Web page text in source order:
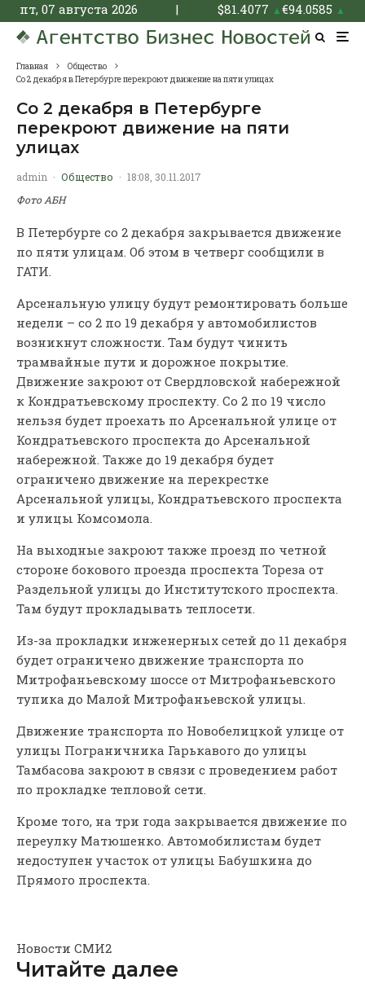
пт, 07 августа 2026 | $81.4077 ▲€94.0585 ▲
Главная
Общество
Со 2 декабря в Петербурге перекроют движение на пяти улицах
Со 2 декабря в Петербурге
перекроют движение на пяти
улицах
admin · Общество · 18:08, 30.11.2017
Фото АБН
В Петербурге со 2 декабря закрывается движение
по пяти улицам. Об этом в четверг сообщили в
ГАТИ.
Арсенальную улицу будут ремонтировать больше
недели – со 2 по 19 декабря у автомобилистов
возникнут сложности. Там будут чинить
трамвайные пути и дорожное покрытие.
Движение закроют от Свердловской набережной
к Кондратьевскому проспекту. Со 2 по 19 число
нельзя будет проехать по Арсенальной улице от
Кондратьевского проспекта до Арсенальной
набережной. Также до 19 декабря будет
ограничено движение на перекрестке
Арсенальной улицы, Кондратьевского проспекта
и улицы Комсомола.
На выходные закроют также проезд по четной
стороне бокового проезда проспекта Тореза от
Раздельной улицы до Институтского проспекта.
Там будут прокладывать теплосети.
Из-за прокладки инженерных сетей до 11 декабря
будет ограничено движение транспорта по
Митрофаньевскому шоссе от Митрофаньевского
тупика до Малой Митрофаньевской улицы.
Движение транспорта по Новобелицкой улице от
улицы Пограничника Гарькавого до улицы
Тамбасова закроют в связи с проведением работ
по прокладке тепловой сети.
Кроме того, на три года закрывается движение по
переулку Матюшенко. Автомобилистам будет
недоступен участок от улицы Бабушкина до
Прямого проспекта.
Новости СМИ2
Читайте далее